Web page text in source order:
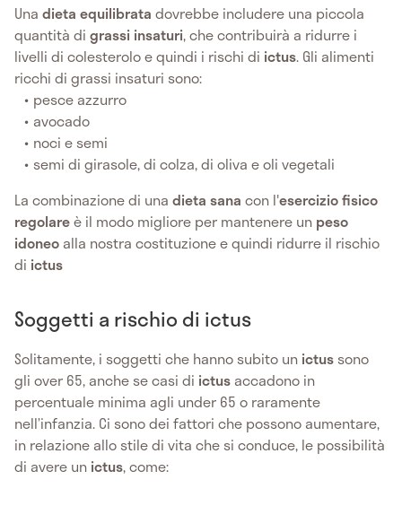
Una dieta equilibrata dovrebbe includere una piccola
quantità di grassi insaturi, che contribuirà a ridurre i
livelli di colesterolo e quindi i rischi di ictus. Gli alimenti
ricchi di grassi insaturi sono:
pesce azzurro
avocado
noci e semi
semi di girasole, di colza, di oliva e oli vegetali
La combinazione di una dieta sana con l'esercizio fisico
regolareè il modo migliore per mantenere un peso
idoneo alla nostra costituzione e quindi ridurre il rischio
di ictus
Soggetti a rischio di ictus
Solitamente, i soggetti che hanno subito un ictus sono
gli over 65, anche se casi di ictus accadono in
percentuale minima agli under 65 o raramente
nell’infanzia. Ci sono dei fattori che possono aumentare,
in relazione allo stile di vita che si conduce, le possibilità
di avere un ictus, come: